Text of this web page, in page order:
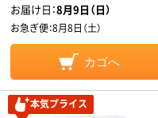
お届け日：8月9日（日）
お急ぎ便：8月8日（土）
カゴへ
本気プライス